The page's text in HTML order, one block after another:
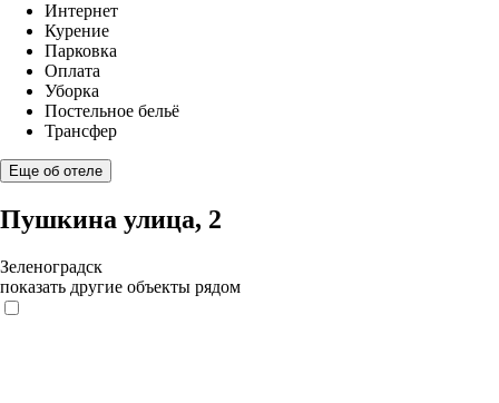
Интернет
Курение
Парковка
Оплата
Уборка
Постельное бельё
Трансфер
Еще об отеле
Пушкина улица, 2
Зеленоградск
показать другие объекты рядом